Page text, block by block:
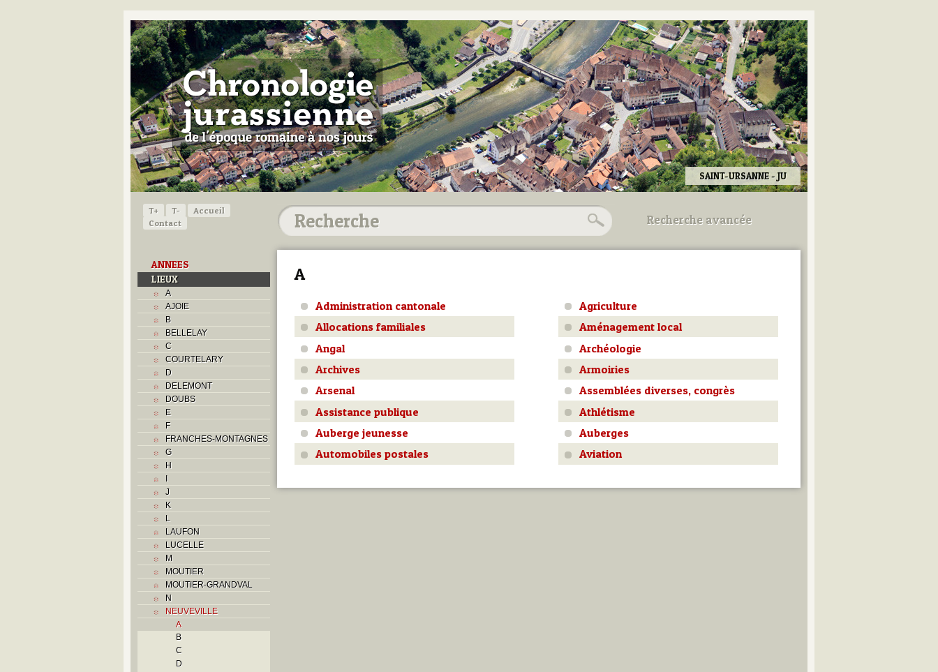
SAINT-URSANNE - JU
T+ T-
Accueil
Contact
ANNEES
LIEUX
A
AJOIE
B
BELLELAY
C
COURTELARY
D
DELEMONT
DOUBS
E
F
FRANCHES-MONTAGNES
G
H
I
J
K
L
LAUFON
LUCELLE
M
MOUTIER
MOUTIER-GRANDVAL
N
NEUVEVILLE
A
B
C
D
Recherche avancée
Utilisez les champs ci-dessous
A
Administration cantonale
Agriculture
Allocations familiales
Aménagement local
Angal
Archéologie
Archives
Armoiries
Arsenal
Assemblées diverses, congrès
Assistance publique
Athlétisme
Auberge jeunesse
Auberges
Automobiles postales
Aviation